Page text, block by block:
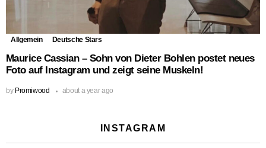
Allgemein Deutsche Stars
Maurice Cassian – Sohn von Dieter Bohlen postet neues
Foto auf Instagram und zeigt seine Muskeln!
by Promiwood about a year ago
INSTAGRAM